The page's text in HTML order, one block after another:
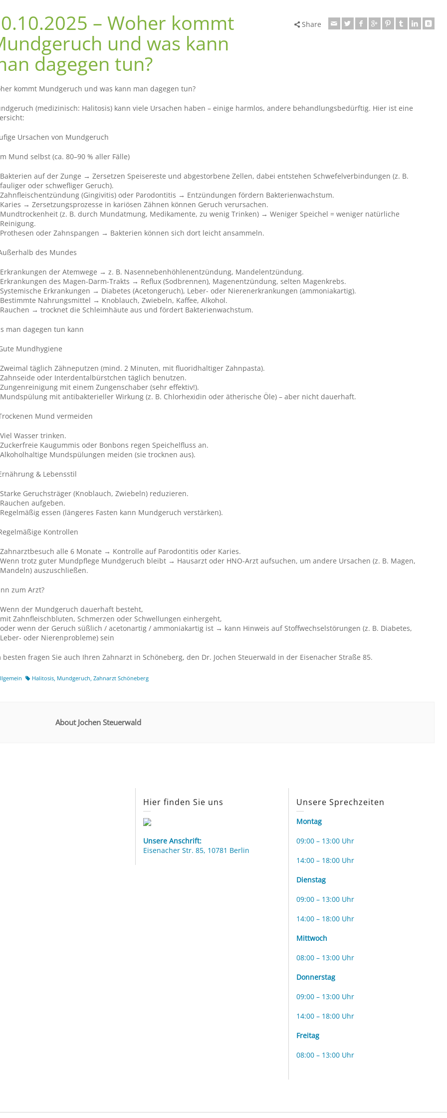
– Woher kommt
und was kann
dagegen tun?
Share
kommt Mundgeruch und was kann man dagegen tun?
(medizinisch: Halitosis) kann viele Ursachen haben – einige harmlos, andere behandlungsbedürftig. Hier ist eine
Ursachen von Mundgeruch
Mund selbst (ca. 80–90 % aller Fälle)
Bakterien auf der Zunge → Zersetzen Speisereste und abgestorbene Zellen, dabei entstehen Schwefelverbindungen (z. B.
fauliger oder schwefliger Geruch).
Zahnfleischentzündung (Gingivitis) oder Parodontitis → Entzündungen fördern Bakterienwachstum.
Karies → Zersetzungsprozesse in kariösen Zähnen können Geruch verursachen.
Mundtrockenheit (z. B. durch Mundatmung, Medikamente, zu wenig Trinken) → Weniger Speichel = weniger natürliche
Reinigung.
Prothesen oder Zahnspangen → Bakterien können sich dort leicht ansammeln.
des Mundes
Erkrankungen der Atemwege → z. B. Nasennebenhöhlenentzündung, Mandelentzündung.
Erkrankungen des Magen-Darm-Trakts → Reflux (Sodbrennen), Magenentzündung, selten Magenkrebs.
Systemische Erkrankungen → Diabetes (Acetongeruch), Leber- oder Nierenerkrankungen (ammoniakartig).
Bestimmte Nahrungsmittel → Knoblauch, Zwiebeln, Kaffee, Alkohol.
Rauchen → trocknet die Schleimhäute aus und fördert Bakterienwachstum.
man dagegen tun kann
Mundhygiene
Zweimal täglich Zähneputzen (mind. 2 Minuten, mit fluoridhaltiger Zahnpasta).
Zahnseide oder Interdentalbürstchen täglich benutzen.
Zungenreinigung mit einem Zungenschaber (sehr effektiv!).
Mundspülung mit antibakterieller Wirkung (z. B. Chlorhexidin oder ätherische Öle) – aber nicht dauerhaft.
Mund vermeiden
Viel Wasser trinken.
Zuckerfreie Kaugummis oder Bonbons regen Speichelfluss an.
Alkoholhaltige Mundspülungen meiden (sie trocknen aus).
& Lebensstil
Starke Geruchsträger (Knoblauch, Zwiebeln) reduzieren.
Rauchen aufgeben.
Regelmäßig essen (längeres Fasten kann Mundgeruch verstärken).
Kontrollen
Zahnarztbesuch alle 6 Monate → Kontrolle auf Parodontitis oder Karies.
Wenn trotz guter Mundpflege Mundgeruch bleibt → Hausarzt oder HNO-Arzt aufsuchen, um andere Ursachen (z. B. Magen,
Mandeln) auszuschließen.
zum Arzt?
Wenn der Mundgeruch dauerhaft besteht,
mit Zahnfleischbluten, Schmerzen oder Schwellungen einhergeht,
oder wenn der Geruch süßlich / acetonartig / ammoniakartig ist → kann Hinweis auf Stoffwechselstörungen (z. B. Diabetes,
Leber- oder Nierenprobleme) sein
besten fragen Sie auch Ihren Zahnarzt in Schöneberg, den Dr. Jochen Steuerwald in der Eisenacher Straße 85.
Halitosis, Mundgeruch, Zahnarzt Schöneberg
About Jochen Steuerwald
Hier finden Sie uns
Unsere Anschrift:
Eisenacher Str. 85, 10781 Berlin
Unsere Sprechzeiten
Montag
09:00 – 13:00 Uhr
14:00 – 18:00 Uhr
Dienstag
09:00 – 13:00 Uhr
14:00 – 18:00 Uhr
Mittwoch
08:00 – 13:00 Uhr
Donnerstag
09:00 – 13:00 Uhr
14:00 – 18:00 Uhr
Freitag
08:00 – 13:00 Uhr